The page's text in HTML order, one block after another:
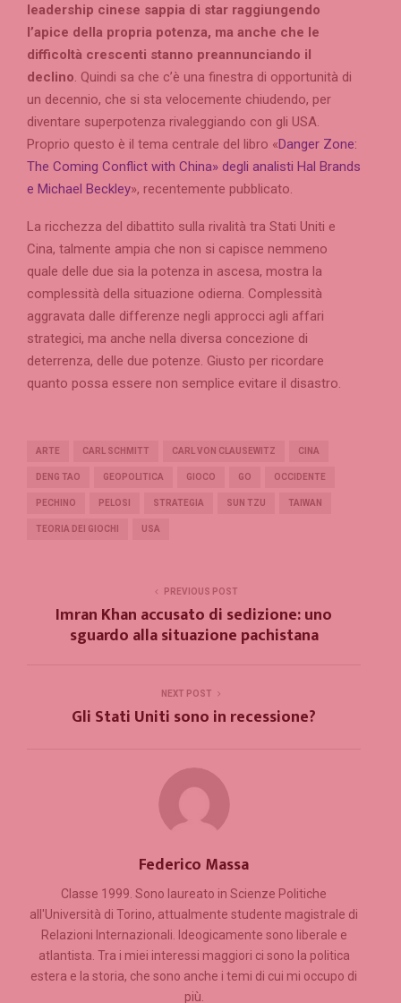
leadership cinese sappia di star raggiungendo
l’apice della propria potenza, ma anche che le
difficoltà crescenti stanno preannunciando il
declino. Quindi sa che c’è una finestra di opportunità di
un decennio, che si sta velocemente chiudendo, per
diventare superpotenza rivaleggiando con gli USA.
Proprio questo è il tema centrale del libro «Danger Zone:
The Coming Conflict with China» degli analisti Hal Brands
e Michael Beckley», recentemente pubblicato.
La ricchezza del dibattito sulla rivalità tra Stati Uniti e
Cina, talmente ampia che non si capisce nemmeno
quale delle due sia la potenza in ascesa, mostra la
complessità della situazione odierna. Complessità
aggravata dalle differenze negli approcci agli affari
strategici, ma anche nella diversa concezione di
deterrenza, delle due potenze. Giusto per ricordare
quanto possa essere non semplice evitare il disastro.
ARTE CARL SCHMITT CARL VON CLAUSEWITZ CINA
DENG TAO GEOPOLITICA GIOCO GO OCCIDENTE
PECHINO PELOSI STRATEGIA SUN TZU TAIWAN
TEORIA DEI GIOCHI USA
PREVIOUS POST
Imran Khan accusato di sedizione: uno
sguardo alla situazione pachistana
NEXT POST
Gli Stati Uniti sono in recessione?
Federico Massa
Classe 1999. Sono laureato in Scienze Politiche
all'Università di Torino, attualmente studente magistrale di
Relazioni Internazionali. Ideogicamente sono liberale e
atlantista. Tra i miei interessi maggiori ci sono la politica
estera e la storia, che sono anche i temi di cui mi occupo di
più.